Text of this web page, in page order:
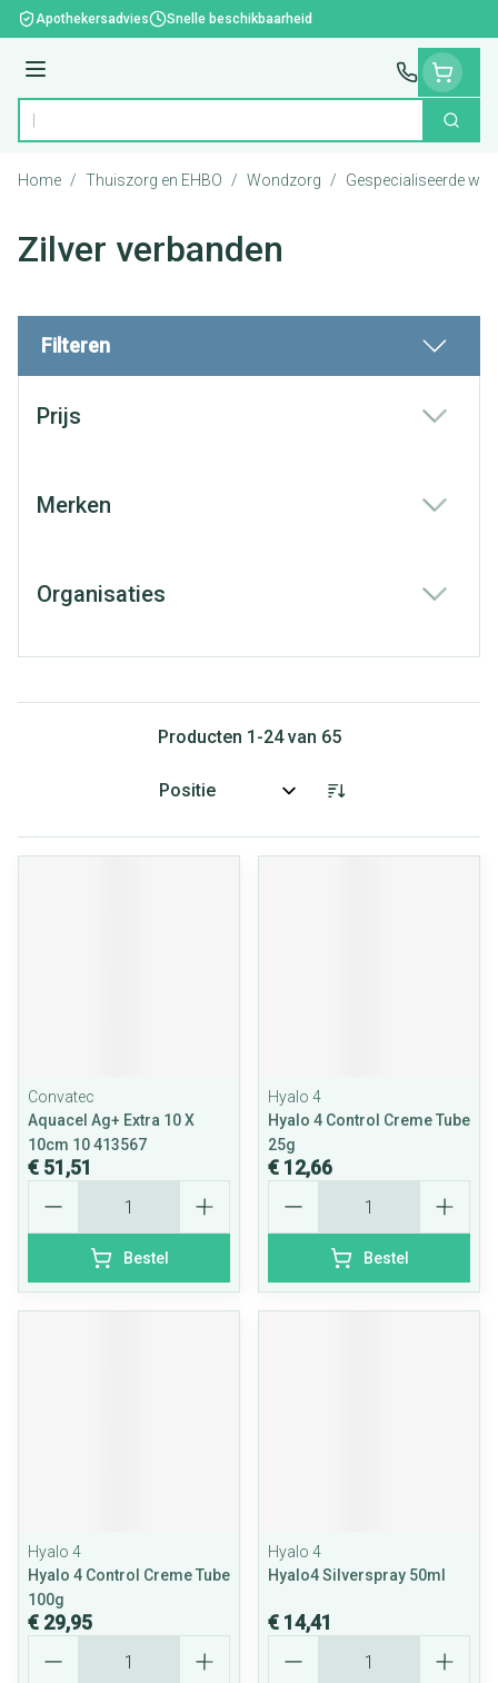
Ga naar de inhoud
Apothekersadvies Snelle beschikbaarheid
Menu
Product, merk, categorie... Zoek
Home / Thuiszorg en EHBO / Wondzorg / Gespecialiseerde
Zilver verbanden
Filteren
Prijs
Merken
Organisaties
Producten 1 -24van 65
Sorteer op:
Convatec
Aquacel Ag+ Extra 10 X
10cm 10 413567
€ 51,51
Bestel
Hyalo 4
Hyalo 4 Control Creme Tube
25g
€ 12,66
Bestel
Hyalo 4
Hyalo 4 Control Creme Tube
100g
€ 29,95
Hyalo 4
Hyalo4 Silverspray 50ml
€ 14,41